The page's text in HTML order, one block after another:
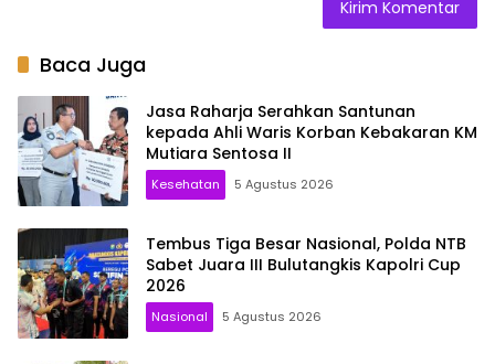
Baca Juga
Jasa Raharja Serahkan Santunan
kepada Ahli Waris Korban Kebakaran KM
Mutiara Sentosa II
Kesehatan 5 Agustus 2026
Tembus Tiga Besar Nasional, Polda NTB
Sabet Juara III Bulutangkis Kapolri Cup
2026
Nasional 5 Agustus 2026